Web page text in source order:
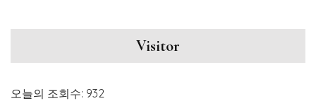
Visitor
오늘의 조회수: 932